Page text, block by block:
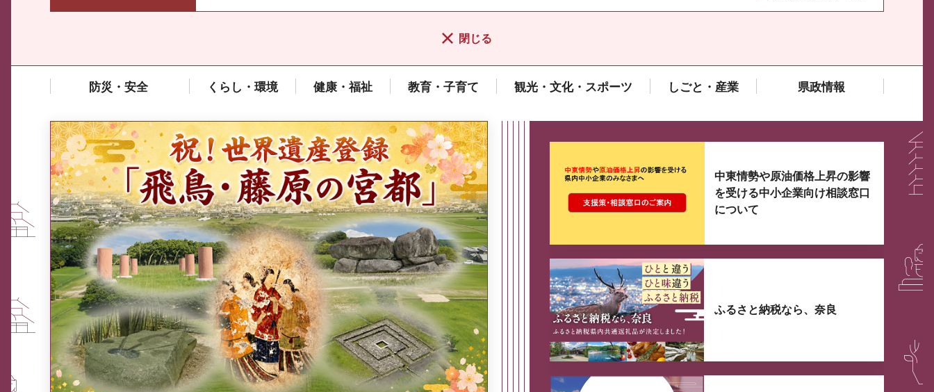
閉じる
防災・安全 くらし・環境 健康・福祉 教育・子育て 観光・文化・スポーツ しごと・産業 県政情報
ここから最大3つずつ情報が表示されるスライダーがあります。
中東情勢や原油価格上昇の影響
を受ける中小企業向け相談窓口
について
ふるさと納税なら、奈良
県広報誌「県民だより奈良」
2026年8月号
奈良県政策集
中東情勢や原油価格上昇の影響
を受ける中小企業向け相談窓口
について
ふるさと納税なら、奈良